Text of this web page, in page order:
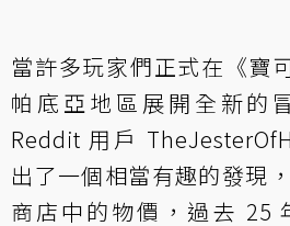
當許多玩家們正式在《寶
帕底亞地區展開全新的
Reddit 用戶
出了一個相當有趣的發現
商店中的物價，過去 25